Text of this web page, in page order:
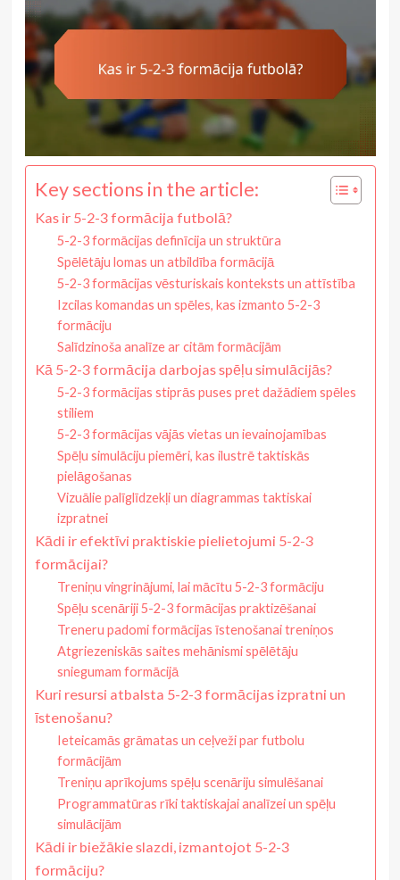
Key sections in the article:
Kas ir 5-2-3 formācija futbolā?
5-2-3 formācijas definīcija un struktūra
Spēlētāju lomas un atbildība formācijā
5-2-3 formācijas vēsturiskais konteksts un attīstība
Izcilas komandas un spēles, kas izmanto 5-2-3
formāciju
Salīdzinoša analīze ar citām formācijām
Kā 5-2-3 formācija darbojas spēļu simulācijās?
5-2-3 formācijas stiprās puses pret dažādiem spēles
stiliem
5-2-3 formācijas vājās vietas un ievainojamības
Spēļu simulāciju piemēri, kas ilustrē taktiskās
pielāgošanas
Vizuālie palīglīdzekļi un diagrammas taktiskai
izpratnei
Kādi ir efektīvi praktiskie pielietojumi 5-2-3
formācijai?
Treniņu vingrinājumi, lai mācītu 5-2-3 formāciju
Spēļu scenāriji 5-2-3 formācijas praktizēšanai
Treneru padomi formācijas īstenošanai treniņos
Atgriezeniskās saites mehānismi spēlētāju
sniegumam formācijā
Kuri resursi atbalsta 5-2-3 formācijas izpratni un
īstenošanu?
Ieteicamās grāmatas un ceļveži par futbolu
formācijām
Treniņu aprīkojums spēļu scenāriju simulēšanai
Programmatūras rīki taktiskajai analīzei un spēļu
simulācijām
Kādi ir biežākie slazdi, izmantojot 5-2-3
formāciju?